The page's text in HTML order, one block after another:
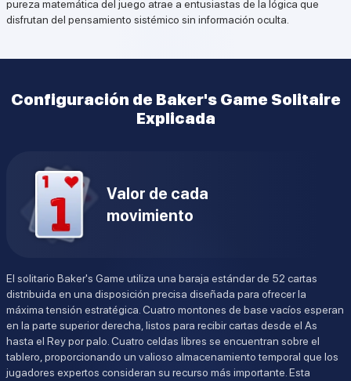
pureza matemática del juego atrae a entusiastas de la lógica que
disfrutan del pensamiento sistémico sin información oculta.
Configuración de Baker's Game Solitaire
Explicada
Valor de cada
movimiento
El solitario Baker's Game utiliza una baraja estándar de 52 cartas
distribuida en una disposición precisa diseñada para ofrecer la
máxima tensión estratégica. Cuatro montones de base vacíos esperan
en la parte superior derecha, listos para recibir cartas desde el As
hasta el Rey por palo. Cuatro celdas libres se encuentran sobre el
tablero, proporcionando un valioso almacenamiento temporal que los
jugadores expertos consideran su recurso más importante. Esta